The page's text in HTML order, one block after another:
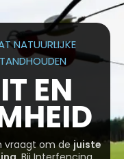
NATUURLIJKE
EN
vraagt om dejuiste